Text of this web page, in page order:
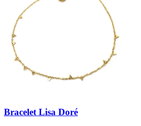
Bracelet Lisa Doré